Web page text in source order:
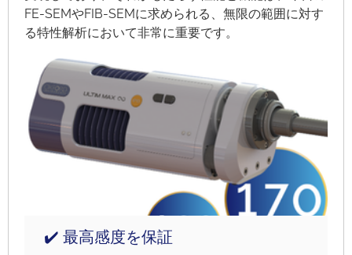
FE-SEMやFIB-SEMに求められる、無限の範囲に対す
る特性解析において非常に重要です。
✔️ 最高感度を保証